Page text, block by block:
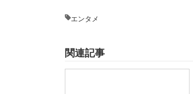
エンタメ
関連記事